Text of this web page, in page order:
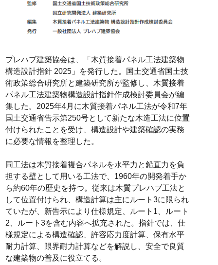
プレハブ建築協会は、「木質接着パネル工法建築物
構造設計指針 2025」を発行した。国土交通省国土技
術政策総合研究所と建築研究所が監修し、木質接着
パネル工法建築物構造設計指針作成検討委員会が編
集した。2025年4月に木質接着パネル工法が令和7年
国土交通省告示第250号として新たな木造工法に位置
付けられたことを受け、構造設計や建築確認の実務
に必要な情報を整理した。
同工法は木質接着複合パネルを水平力と鉛直力を負
担する壁として用いる工法で、1960年の開発着手か
ら約60年の歴史を持つ。従来は木質プレハブ工法と
して位置付けられ、構造計算は主にルート3に限られ
ていたが、新告示により仕様規定、ルート1、ルート
2、ルート3を含む内容へ拡充された。指針では、仕
様規定による構造確認、許容応力度計算、保有水平
耐力計算、限界耐力計算などを解説し、安全で良質
な建築物の普及に役立てる。